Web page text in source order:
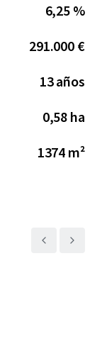
6,25 %
291.000 €
13 años
0,58 ha
1374 m²